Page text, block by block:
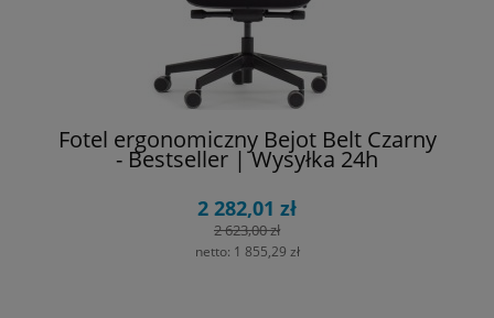
Fotel ergonomiczny Bejot Belt Czarny
- Bestseller | Wysyłka 24h
2 282,01 zł
2 623,00 zł
netto: 1 855,29 zł